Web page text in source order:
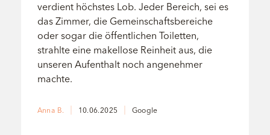
verdient höchstes Lob. Jeder Bereich, sei es
das Zimmer, die Gemeinschaftsbereiche
oder sogar die öffentlichen Toiletten,
strahlte eine makellose Reinheit aus, die
unseren Aufenthalt noch angenehmer
machte.
Anna B. 10.06.2025 Google